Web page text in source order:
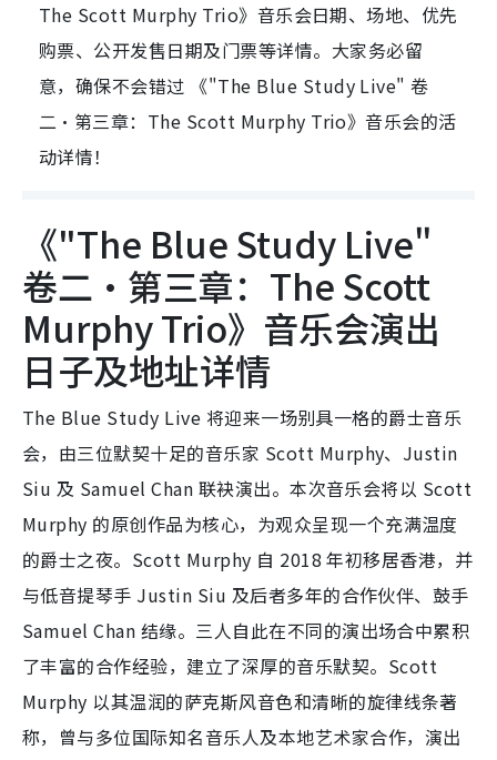
The Scott Murphy Trio》音乐会日期、场地、优先
购票、公开发售日期及门票等详情。大家务必留
意，确保不会错过 《"The Blue Study Live" 卷
二・第三章：The Scott Murphy Trio》音乐会的活
动详情！
《"The Blue Study Live"
卷二・第三章：The Scott
Murphy Trio》音乐会演出
日子及地址详情
The Blue Study Live 将迎来一场别具一格的爵士音乐
会，由三位默契十足的音乐家 Scott Murphy、Justin
Siu 及 Samuel Chan 联袂演出。本次音乐会将以 Scott
Murphy 的原创作品为核心，为观众呈现一个充满温度
的爵士之夜。Scott Murphy 自 2018 年初移居香港，并
与低音提琴手 Justin Siu 及后者多年的合作伙伴、鼓手
Samuel Chan 结缘。三人自此在不同的演出场合中累积
了丰富的合作经验，建立了深厚的音乐默契。Scott
Murphy 以其温润的萨克斯风音色和清晰的旋律线条著
称，曾与多位国际知名音乐人及本地艺术家合作，演出